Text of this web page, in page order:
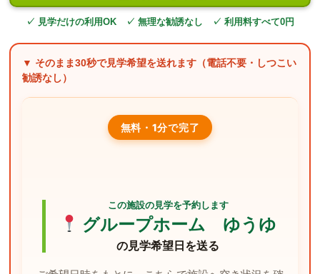
✓ 見学だけの利用OK ✓ 無理な勧誘なし ✓ 利用料すべて0円
▼ そのまま30秒で見学希望を送れます（電話不要・しつこい
勧誘なし）
無料・1分で完了
この施設の見学を予約します
グループホーム ゆうゆ
の見学希望日を送る